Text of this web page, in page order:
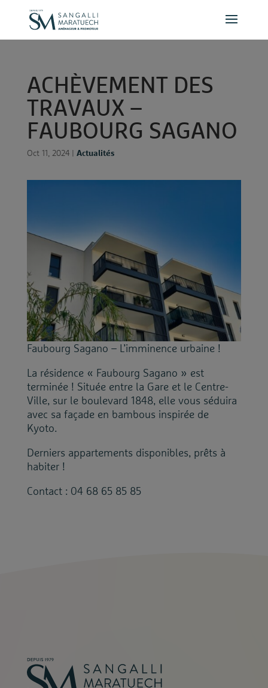
Panneau de gestion des cookies
ACHÈVEMENT DES
TRAVAUX –
FAUBOURG SAGANO
Oct 11, 2024| Actualités
Faubourg Sagano – L’imminence urbaine !
La résidence « Faubourg Sagano » est
terminée ! Située entre la Gare et le Centre-
Ville, sur le boulevard 1848, elle vous séduira
avec sa façade en bambous inspirée de
Kyoto.
Derniers appartements disponibles, prêts à
habiter !
Contact : 04 68 65 85 85